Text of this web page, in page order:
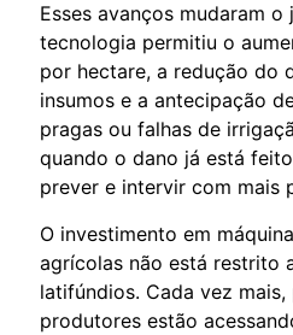
Esses avanços mudaram o
tecnologia permitiu o
por hectare, a redução do
insumos e a antecipação
pragas ou falhas de
quando o dano já está
prever e intervir com mais
O investimento em
agrícolas não está restrito
latifúndios. Cada vez
produtores estão